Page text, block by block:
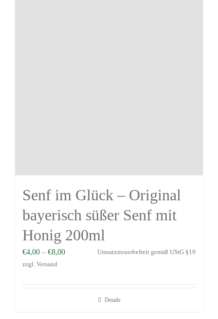
Senf im Glück – Original
bayerisch süßer Senf mit
Honig 200ml
€4,00 – €8,00
Umsatzsteuerbefreit gemäß UStG §19
zzgl. Versand
Details